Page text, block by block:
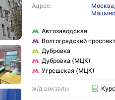
Адрес:
Автозаводская
Волгоградский проспект
Дубровка
Дубровка (МЦК)
Угрешская (МЦК)
ж/д вокзалы